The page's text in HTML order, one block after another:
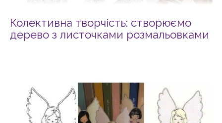
Колективна творчість: створюємо
дерево з листочками розмальовками